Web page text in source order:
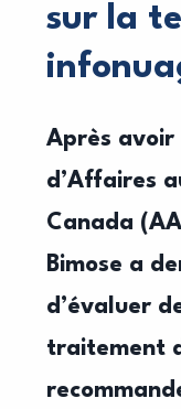
sur la
Après avoir
d’Affaires
Canada
Bimose a
d’évaluer
traitement